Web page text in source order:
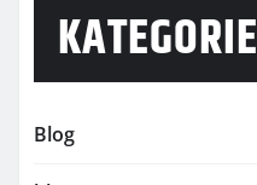
KATEGORIE
Blog